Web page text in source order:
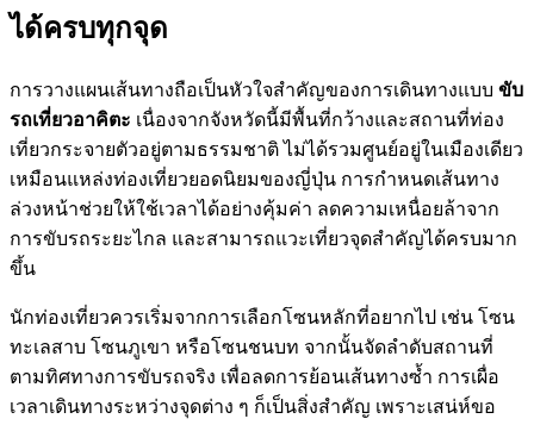
ได้ครบทุกจุด
การวางแผนเส้นทางถือเป็นหัวใจสำคัญของการเดินทางแบบ ขับ
รถเที่ยวอาคิตะ เนื่องจากจังหวัดนี้มีพื้นที่กว้างและสถานที่ท่อง
เที่ยวกระจายตัวอยู่ตามธรรมชาติ ไม่ได้รวมศูนย์อยู่ในเมืองเดียว
เหมือนแหล่งท่องเที่ยวยอดนิยมของญี่ปุ่น การกำหนดเส้นทาง
ล่วงหน้าช่วยให้ใช้เวลาได้อย่างคุ้มค่า ลดความเหนื่อยล้าจาก
การขับรถระยะไกล และสามารถแวะเที่ยวจุดสำคัญได้ครบมาก
ขึ้น
นักท่องเที่ยวควรเริ่มจากการเลือกโซนหลักที่อยากไป เช่น โซน
ทะเลสาบ โซนภูเขา หรือโซนชนบท จากนั้นจัดลำดับสถานที่
ตามทิศทางการขับรถจริง เพื่อลดการย้อนเส้นทางซ้ำ การเผื่อ
เวลาเดินทางระหว่างจุดต่าง ๆ ก็เป็นสิ่งสำคัญ เพราะเสน่ห์ขอ